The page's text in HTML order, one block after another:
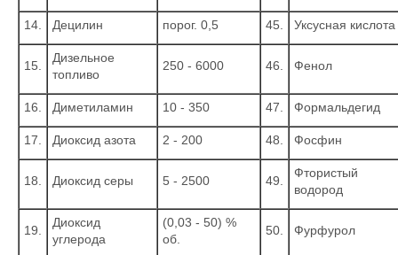
14. Децилин порог. 0,5 45. Уксусная кислота
15.
Дизельное
топливо
250 - 6000 46. Фенол
16. Диметиламин 10 - 350 47. Формальдегид
17. Диоксид азота 2 - 200 48. Фосфин
18. Диоксид серы 5 - 2500 49.
Фтористый
водород
19.
Диоксид
углерода
(0,03 - 50) %
об.
50. Фурфурол